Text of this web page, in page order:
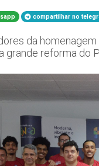
compartilhar no
da
grande reforma do